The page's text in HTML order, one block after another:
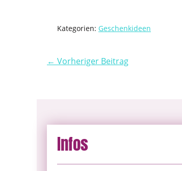
Kategorien: Geschenkideen
← Vorheriger Beitrag
Infos